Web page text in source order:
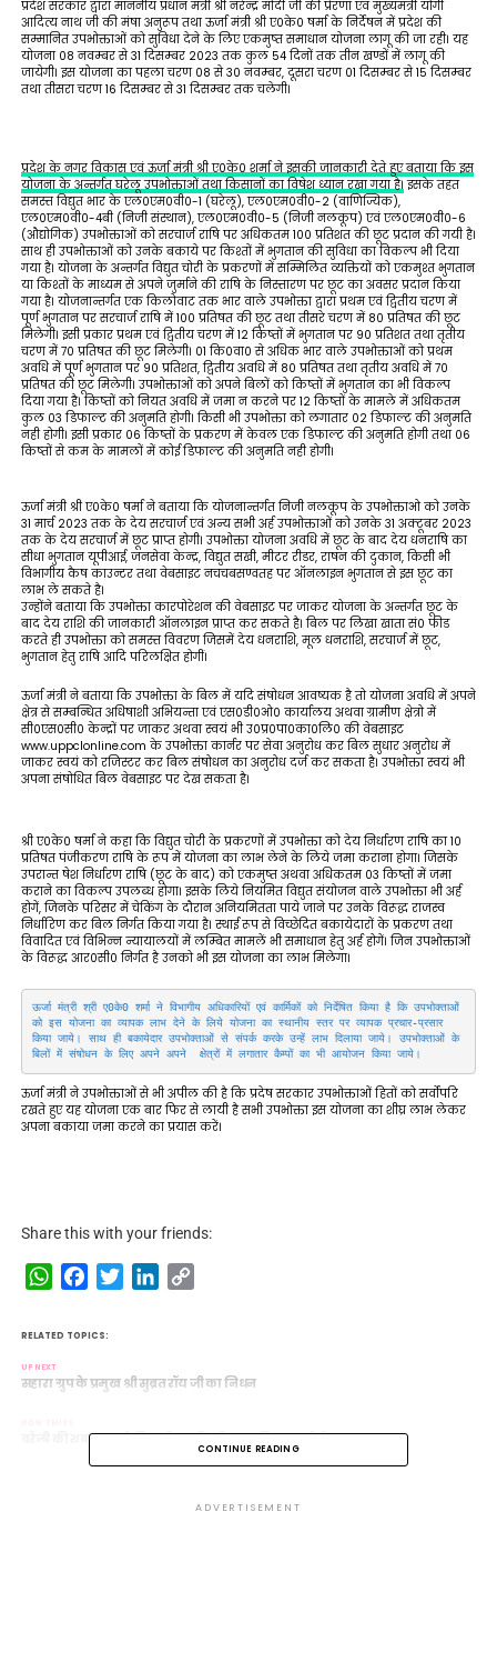
प्रदेश सरकार द्वारा माननीय प्रधान मंत्री श्री नरेन्द्र मोदी जी की प्रेरणा एवं मुख्यमंत्री योगी
आदित्य नाथ जी की मंषा अनुरूप तथा ऊर्जा मंत्री श्री ए0के0 षर्मा के निर्देषन में प्रदेश की
सम्मानित उपभोक्ताओं को सुविधा देने के लिए एकमुष्त समाधान योजना लागू की जा रही। यह
योजना 08 नवम्बर से 31 दिसम्बर 2023 तक कुल 54 दिनों तक तीन खण्डों में लागू की
जायेगी। इस योजना का पहला चरण 08 से 30 नवम्बर, दूसरा चरण 01 दिसम्बर से 15 दिसम्बर
तथा तीसरा चरण 16 दिसम्बर से 31 दिसम्बर तक चलेगी।
प्रदेश के नगर विकास एवं ऊर्जा मंत्री श्री ए0के0 शर्मा ने इसकी जानकारी देते हुए बताया कि इस
योजना के अन्तर्गत घरेलू उपभोक्ताओं तथा किसानों का विषेश ध्यान रखा गया है। इसके तहत
समस्त विद्युत भार के एल0एम0वी0-1 (घरेलू), एल0एम0वी0-2 (वाणिज्यिक),
एल0एम0वी0-4बी (निजी संस्थान), एल0एम0वी0-5 (निजी नलकूप) एवं एल0एम0वी0-6
(औद्योगिक) उपभोक्ताओं को सरचार्ज राषि पर अधिकतम 100 प्रतिशत की छूट प्रदान की गयी है।
साथ ही उपभोक्ताओं को उनके बकाये पर किश्तों में भुगतान की सुविधा का विकल्प भी दिया
गया है। योजना के अन्तर्गत विद्युत चोरी के प्रकरणों में सम्मिलित व्यक्तियों को एकमुश्त भुगतान
या किश्तों के माध्यम से अपने जुर्माने की राषि के निस्तारण पर छूट का अवसर प्रदान किया
गया है। योजनान्तर्गत एक किलोवाट तक भार वाले उपभोक्ता द्वारा प्रथम एवं द्वितीय चरण में
पूर्ण भुगतान पर सरचार्ज राषि में 100 प्रतिषत की छूट तथा तीसरे चरण में 80 प्रतिषत की छूट
मिलेगी। इसी प्रकार प्रथम एवं द्वितीय चरण में 12 किष्तों में भुगतान पर 90 प्रतिशत तथा तृतीय
चरण में 70 प्रतिषत की छूट मिलेगी। 01 कि0वा0 से अधिक भार वाले उपभोक्ताओं को प्रथम
अवधि में पूर्ण भुगतान पर 90 प्रतिशत, द्वितीय अवधि में 80 प्रतिषत तथा तृतीय अवधि में 70
प्रतिषत की छूट मिलेगी। उपभोक्ताओं को अपने बिलों को किष्तों में भुगतान का भी विकल्प
दिया गया है। किष्तों को नियत अवधि में जमा न करने पर 12 किष्तों के मामले में अधिकतम
कुल 03 डिफाल्ट की अनुमति होगी। किसी भी उपभोक्ता को लगातार 02 डिफाल्ट की अनुमति
नही होगी। इसी प्रकार 06 किष्तों के प्रकरण में केवल एक डिफाल्ट की अनुमति होगी तथा 06
किष्तों से कम के मामलों में कोई डिफाल्ट की अनुमति नही होगी।
ऊर्जा मंत्री श्री ए0के0 षर्मा ने बताया कि योजनान्तर्गत निजी नलकूप के उपभोक्ताओ को उनके
31 मार्च 2023 तक के देय सरचार्ज एवं अन्य सभी अर्ह उपभोक्ताओं को उनके 31 अक्टूबर 2023
तक के देय सरचार्ज में छूट प्राप्त होगी। उपभोक्ता योजना अवधि में छूट के बाद देय धनराषि का
सीधा भुगतान यूपीआई, जनसेवा केन्द्र, विद्युत सखी, मीटर रीडर, राषन की दुकान, किसी भी
विभागीय कैष काउन्टर तथा वेबसाइट नचचबसण्वतह पर ऑनलाइन भुगतान से इस छूट का
लाभ ले सकते है।
उन्होंने बताया कि उपभोक्ता कारपोरेशन की वेबसाइट पर जाकर योजना के अन्तर्गत छूट के
बाद देय राशि की जानकारी ऑनलाइन प्राप्त कर सकते है। बिल पर लिखा खाता सं0 फीड
करते ही उपभोक्ता को समस्त विवरण जिसमें देय धनराशि, मूल धनराशि, सरचार्ज में छूट,
भुगतान हेतु राषि आदि परिलक्षित होगीं।
ऊर्जा मंत्री ने बताया कि उपभोक्ता के बिल में यदि संषोधन आवष्यक है तो योजना अवधि में अपने
क्षेत्र से सम्बन्धित अधिषाशी अभियन्ता एवं एस0डी0ओ0 कार्यालय अथवा ग्रामीण क्षेत्रो में
सी0एस0सी0 केन्द्रों पर जाकर अथवा स्वयं भी उ0प्र0पा0का0लि0 की वेबसाइट
www.uppclonline.com के उपभोक्ता कार्नर पर सेवा अनुरोध कर बिल सुधार अनुरोध में
जाकर स्वयं को रजिस्टर कर बिल संषोधन का अनुरोध दर्ज कर सकता है। उपभोक्ता स्वयं भी
अपना संषोधित बिल वेबसाइट पर देख सकता है।
श्री ए0के0 षर्मा ने कहा कि विद्युत चोरी के प्रकरणों में उपभोक्ता को देय निर्धारण राषि का 10
प्रतिषत पंजीकरण राषि के रूप में योजना का लाभ लेने के लिये जमा कराना होगा। जिसके
उपरान्त षेश निर्धारण राषि (छूट के बाद) को एकमुष्त अथवा अधिकतम 03 किष्तों में जमा
कराने का विकल्प उपलब्ध होगा। इसके लिये नियमित विद्युत संयोजन वाले उपभोक्ता भी अर्ह
होगें, जिनके परिसर में चेकिंग के दौरान अनियमितता पाये जाने पर उनके विरूद्ध राजस्व
निर्धारिण कर बिल निर्गत किया गया है। स्थाई रूप से विच्छेदित बकायेदारों के प्रकरण तथा
विवादित एवं विभिन्न न्यायालयों में लम्बित मामलें भी समाधान हेतु अर्ह होगें। जिन उपभोक्ताओं
के विरूद्ध आर0सी0 निर्गत है उनको भी इस योजना का लाभ मिलेगा।
ऊर्जा मंत्री श्री ए0के0 शर्मा ने विभागीय अधिकारियों एवं कार्मिकों को निर्देषित किया है कि उपभोक्ताओं
को इस योजना का व्यापक लाभ देने के लिये योजना का स्थानीय स्तर पर व्यापक प्रचार-प्रसार
किया जाये। साथ ही बकायेदार उपभोक्ताओं से संपर्क करके उन्हें लाभ दिलाया जाये। उपभोक्ताओं के
बिलों में संषोधन के लिए अपने अपने  क्षेत्रों में लगातार कैम्पों का भी आयोजन किया जाये।
ऊर्जा मंत्री ने उपभोक्ताओं से भी अपील की है कि प्रदेष सरकार उपभोक्ताओं हितों को सर्वोपरि
रखते हुए यह योजना एक बार फिर से लायी है सभी उपभोक्ता इस योजना का शीघ्र लाभ लेकर
अपना बकाया जमा करने का प्रयास करें।
Share this with your friends:
WhatsAppFacebookTwitterLinkedIn
RELATED TOPICS:
UP NEXT
सहारा ग्रुप के प्रमुख श्री सुब्रत रॉय जी का निधन
बरेली की शबाना बनी शिवानी, अरविंद के साथ लिए सात फेरे
CONTINUE READING
ADVERTISEMENT